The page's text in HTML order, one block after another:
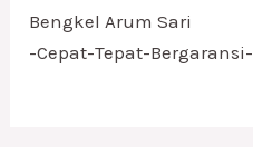
Bengkel Arum Sari
-Cepat-Tepat-Bergaransi-